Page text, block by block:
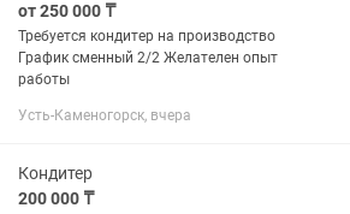
от 250 000 ₸
Требуется кондитер на производство
График сменный 2/2 Желателен опыт
работы
Усть-Каменогорск, вчера
Кондитер
200 000 ₸